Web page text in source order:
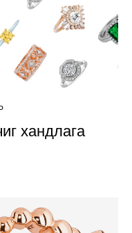
хандлага